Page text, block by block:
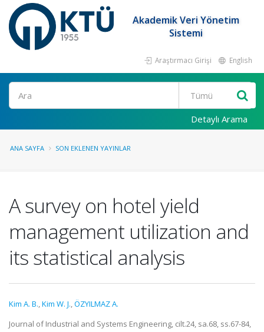
Akademik Veri Yönetim
Sistemi
Araştırmacı Girişi English
Ara
Detaylı Arama
ANA SAYFA SON EKLENEN YAYINLAR
A survey on hotel yield
management utilization and
its statistical analysis
Kim A. B.,Kim W. J.,ÖZYILMAZ A.
Journal of Industrial and Systems Engineering, cilt.24, sa.68, ss.67-84,